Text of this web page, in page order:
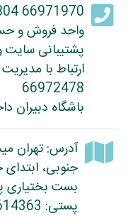
66971970 66971804 021-66175053
واحد فروش و
پشتیبانی سایت
66972478
باشگاه دبیران
آدرس: تهران
جنوبی،
پستی: 1314614363